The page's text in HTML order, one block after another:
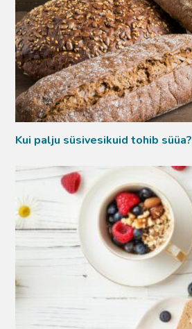
Kui palju süsivesikuid tohib süüa?